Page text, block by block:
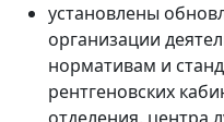
установлены
организации
нормативам и
рентгеновских